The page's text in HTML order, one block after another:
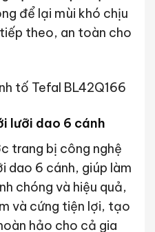
để lại mùi khó chịu
theo, an toàn cho
lưỡi dao 6 cánh
trang bị công nghệ
dao 6 cánh, giúp làm
chóng và hiệu quả,
và cứng tiện lợi, tạo
hảo cho cả gia